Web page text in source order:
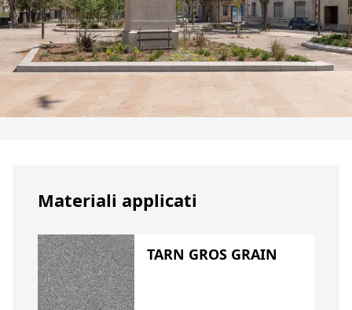
Materiali applicati
TARN GROS GRAIN